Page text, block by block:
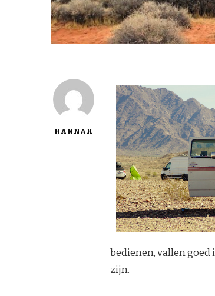
HANNAH
bedienen, vallen goed
zijn.